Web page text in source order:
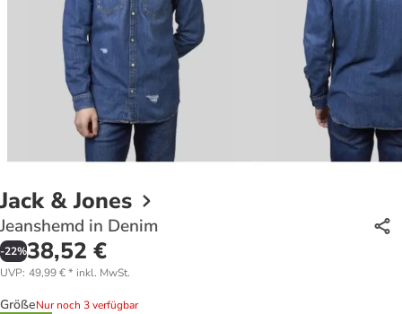
Jack & Jones
Jeanshemd in Denim
-22%38,52 €
UVP: 49,99 €* inkl. MwSt.
GrößeNur noch 3 verfügbar